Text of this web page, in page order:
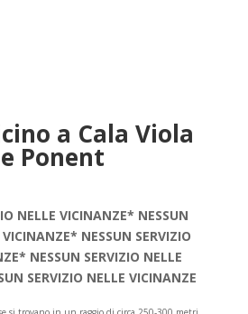
a Cala Viola
Ponent
NELLE VICINANZE* NESSUN
NESSUN SERVIZIO
NESSUN SERVIZIO NELLE
SERVIZIO NELLE VICINANZE